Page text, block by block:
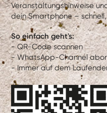
Veranstaltungshinweise
dein Smartphone –
So einfach geht's:
- QR-Code scannen
- WhatsApp-Channel
- Immer auf dem